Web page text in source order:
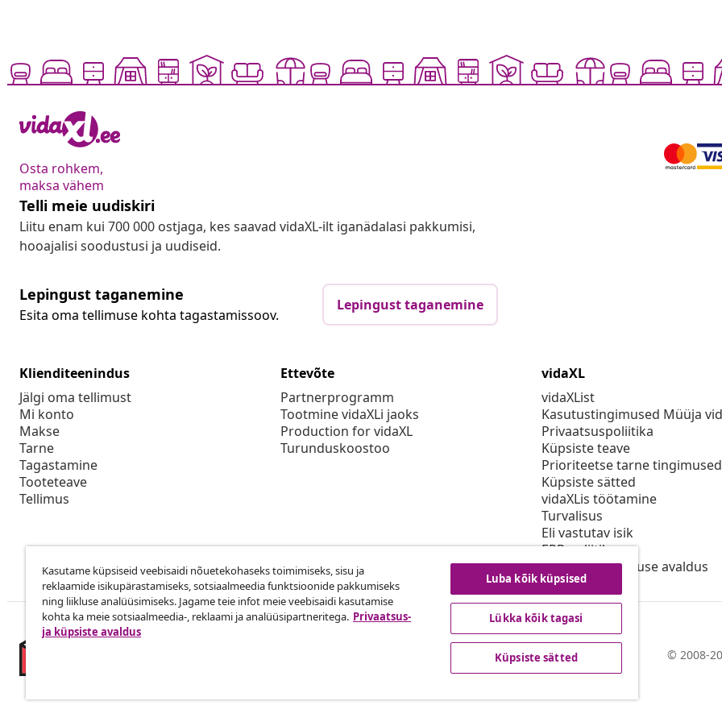
Osta rohkem,
maksa vähem
Telli meie uudiskiri
Liitu enam kui 700 000 ostjaga, kes saavad vidaXL-ilt iganädalasi pakkumisi,
hooajalisi soodustusi ja uudiseid.
Lepingust taganemine
Esita oma tellimuse kohta tagastamissoov.
Lepingust taganemine
Klienditeenindus
Jälgi oma tellimust
Mi konto
Makse
Tarne
Tagastamine
Tooteteave
Tellimus
Ettevõte
Partnerprogramm
Tootmine vidaXLi jaoks
Production for vidaXL
Turunduskoostoo
vidaXL
vidaXList
Kasutustingimused Müüja
Privaatsuspoliitika
Küpsiste teave
Prioriteetse tarne tingimused
Küpsiste sätted
vidaXLis töötamine
Turvalisus
Eli vastutav isik
EPR poliitika
Juurdepääsetavuse avaldus
© 2008-
Kasutame küpsiseid veebisaidi nõuetekohaseks toimimiseks, sisu ja
reklaamide isikupärastamiseks, sotsiaalmeedia funktsioonide pakkumiseks
ning liikluse analüüsimiseks. Jagame teie infot meie veebisaidi kasutamise
kohta ka meie sotsiaalmeedia-, reklaami ja analüüsipartneritega. Privaatsus-
ja küpsiste avaldus
Luba kõik küpsised
Lükka kõik tagasi
Küpsiste sätted